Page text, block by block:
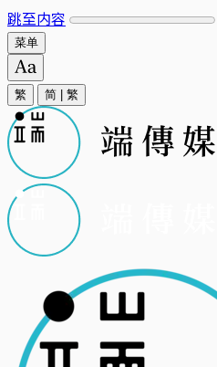
跳至内容
菜单
繁 简 繁